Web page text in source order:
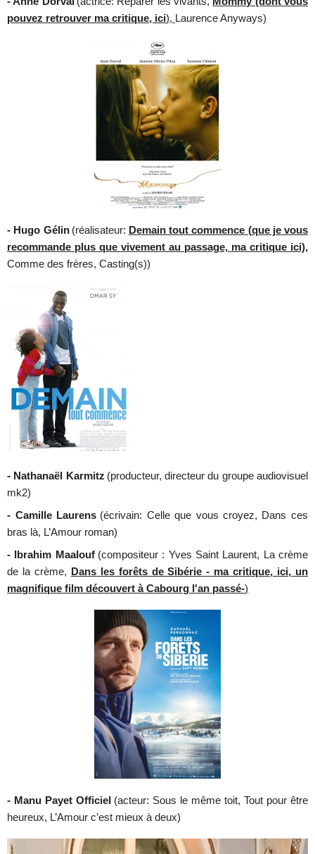
pouvez retrouver ma critique, ici), Laurence Anyways)
- Hugo Gélin (réalisateur: Demain tout commence (que je vous
recommande plus que vivement au passage, ma critique ici),
Comme des frères, Casting(s))
- Nathanaël Karmitz (producteur, directeur du groupe audiovisuel
mk2)
- Camille Laurens (écrivain: Celle que vous croyez, Dans ces
bras là, L’Amour roman)
- Ibrahim Maalouf (compositeur : Yves Saint Laurent, La crème
de la crème,
Dans les forêts de Sibérie - ma critique, ici, un
magnifique film découvert à Cabourg l'an passé-)
- Manu Payet Officiel (acteur: Sous le même toit, Tout pour être
heureux, L’Amour c’est mieux à deux)